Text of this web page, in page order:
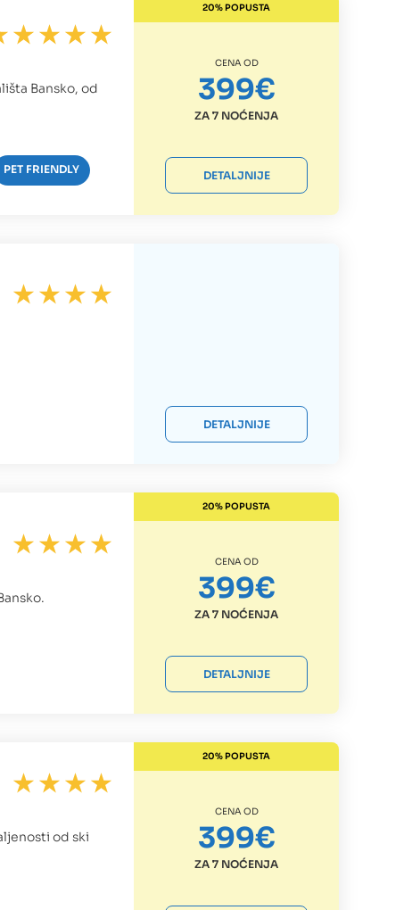
Bansko, od
PET FRIENDLY
20% POPUSTA
CENA OD
399€
ZA 7 NOĆENJA
DETALJNIJE
DETALJNIJE
20% POPUSTA
CENA OD
399€
ZA 7 NOĆENJA
DETALJNIJE
od ski
20% POPUSTA
CENA OD
399€
ZA 7 NOĆENJA